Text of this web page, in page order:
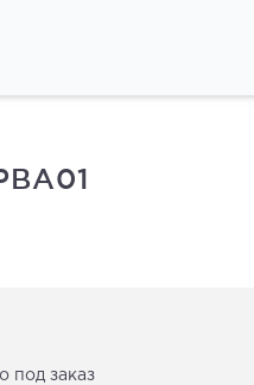
под заказ